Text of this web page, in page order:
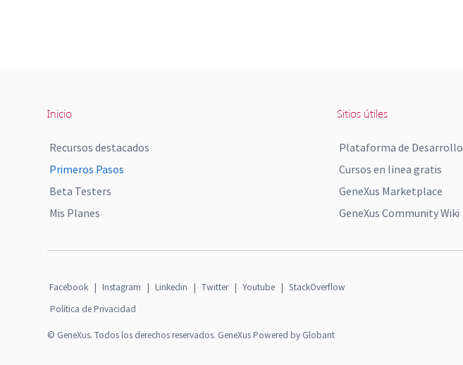
Inicio
Recursos destacados
Primeros Pasos
Beta Testers
Mis Planes
Sitios útiles
Plataforma de Desarrollo
Cursos en línea gratis
GeneXus Marketplace
GeneXus Community Wiki
Facebook | Instagram | Linkedin | Twitter | Youtube | StackOverflow
Política de Privacidad
© GeneXus. Todos los derechos reservados. GeneXus Powered by Globant